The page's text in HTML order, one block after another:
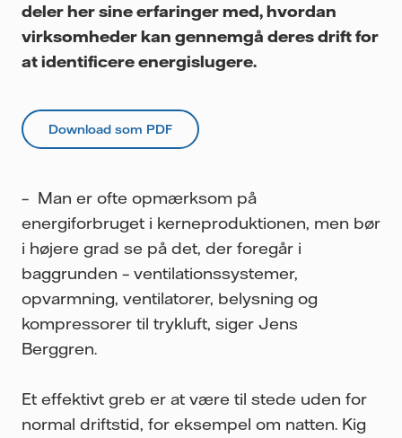
deler her sine erfaringer med, hvordan
virksomheder kan gennemgå deres drift for
at identificere energislugere.
Download som PDF
– Man er ofte opmærksom på
energiforbruget i kerneproduktionen, men bør
i højere grad se på det, der foregår i
baggrunden – ventilationssystemer,
opvarmning, ventilatorer, belysning og
kompressorer til trykluft, siger Jens
Berggren.
Et effektivt greb er at være til stede uden for
normal driftstid, for eksempel om natten. Kig